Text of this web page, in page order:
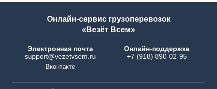
Онлайн-сервис грузоперевозок
«Везёт Всем»
Электронная почта
support@vezetvsem.ru
Вконтакте
Онлайн-поддержка
+7 (918) 890-02-95